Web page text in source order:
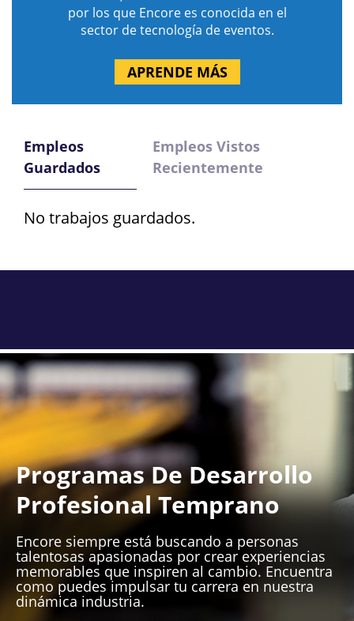
por los que Encore es conocida en el
sector de tecnología de eventos.
APRENDE MÁS
Empleos
Guardados
Empleos Vistos
Recientemente
No trabajos guardados.
Programas De Desarrollo
Profesional Temprano
Encore siempre está buscando a personas
talentosas apasionadas por crear experiencias
memorables que inspiren al cambio. Encuentra
como puedes impulsar tu carrera en nuestra
dinámica industria.